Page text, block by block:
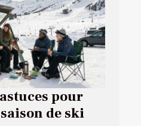
pour
de ski